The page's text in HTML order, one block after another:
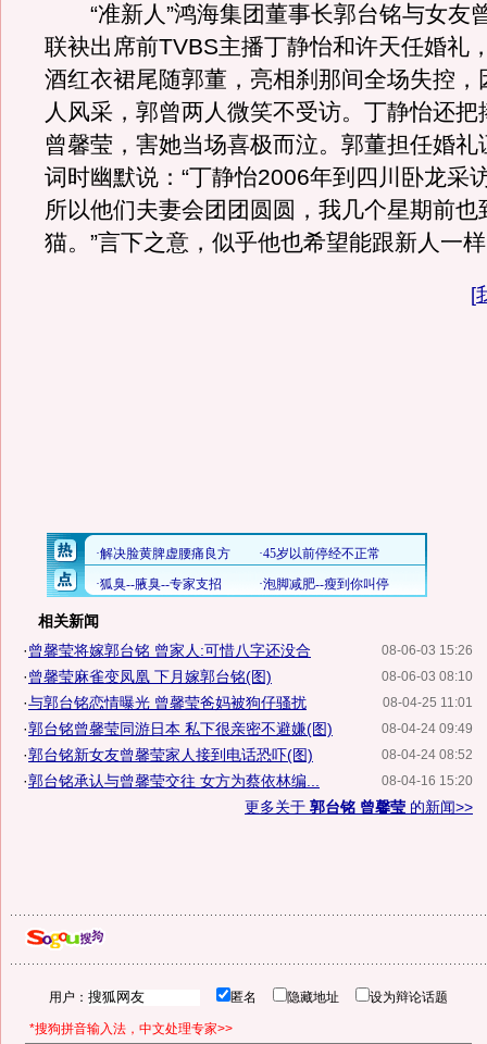
“准新人”鸿海集团董事长郭台铭与女友
联袂出席前TVBS主播丁静怡和许天任婚礼
酒红衣裙尾随郭董，亮相刹那间全场失控，
人风采，郭曾两人微笑不受访。丁静怡还把
曾馨莹，害她当场喜极而泣。郭董担任婚礼
词时幽默说：“丁静怡2006年到四川卧龙采
所以他们夫妻会团团圆圆，我几个星期前也
猫。”言下之意，似乎他也希望能跟新人一
[
相关新闻
08-06-03 15:26
·曾馨莹将嫁郭台铭 曾家人:可惜八字还没合
08-06-03 08:10
·曾馨莹麻雀变凤凰 下月嫁郭台铭(图)
08-04-25 11:01
·与郭台铭恋情曝光 曾馨莹爸妈被狗仔骚扰
08-04-24 09:49
·郭台铭曾馨莹同游日本 私下很亲密不避嫌(图)
08-04-24 08:52
·郭台铭新女友曾馨莹家人接到电话恐吓(图)
08-04-16 15:20
·郭台铭承认与曾馨莹交往 女方为蔡依林编...
更多关于 郭台铭 曾馨莹 的新闻>>
用户： 匿名 隐藏地址 设为辩论话题
*搜狗拼音输入法，中文处理专家>>